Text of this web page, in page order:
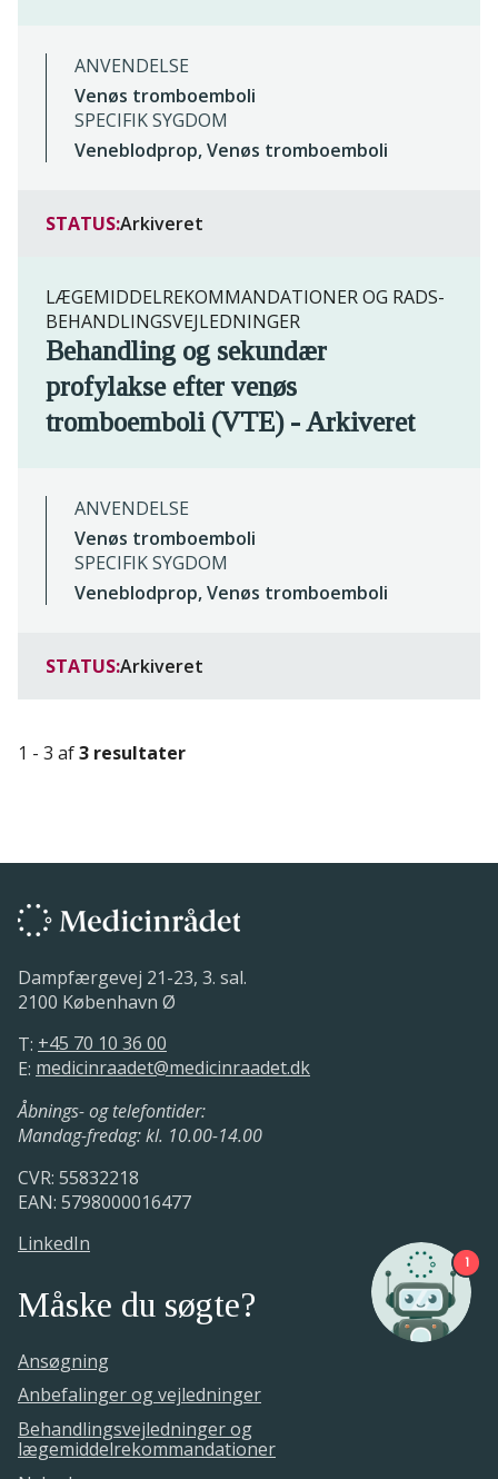
ANVENDELSE
Venøs tromboemboli
SPECIFIK SYGDOM
Veneblodprop, Venøs tromboemboli
STATUS:Arkiveret
LÆGEMIDDELREKOMMANDATIONER OG RADS-
BEHANDLINGSVEJLEDNINGER
Behandling og sekundær
profylakse efter venøs
tromboemboli (VTE) - Arkiveret
ANVENDELSE
Venøs tromboemboli
SPECIFIK SYGDOM
Veneblodprop, Venøs tromboemboli
STATUS:Arkiveret
1 - 3 af3 resultater
Dampfærgevej 21-23, 3. sal.
2100 København Ø
T: +45 70 10 36 00
E: medicinraadet@medicinraadet.dk
Åbnings- og telefontider:
Mandag-fredag: kl. 10.00-14.00
CVR: 55832218
EAN: 5798000016477
LinkedIn
Måske du søgte?
Ansøgning
Anbefalinger og vejledninger
Behandlingsvejledninger og
lægemiddelrekommandationer
1